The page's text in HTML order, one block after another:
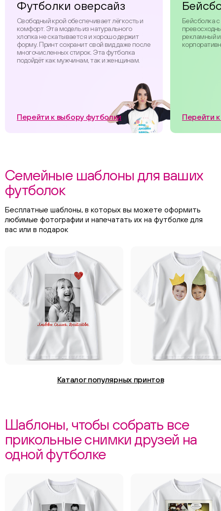
Футболки оверсайз
Свободный крой обеспечивает лёгкость и
комфорт. Эта модель из натурального
хлопка не скатывается и хорошо держит
форму. Принт сохранит свой вид даже после
многочисленных стирок. Эта футболка
подойдёт как мужчинам, так и женщинам.
Перейти к выбору футболки
Бейсболка
рекламный
Перейти
Семейные шаблоны для ваших
футболок
Бесплатные шаблоны, в которых вы можете оформить
любимые фотографии и напечатать их на футболке для
вас или в подарок
Каталог популярных принтов
Шаблоны, чтобы собрать все
прикольные снимки друзей на
одной футболке